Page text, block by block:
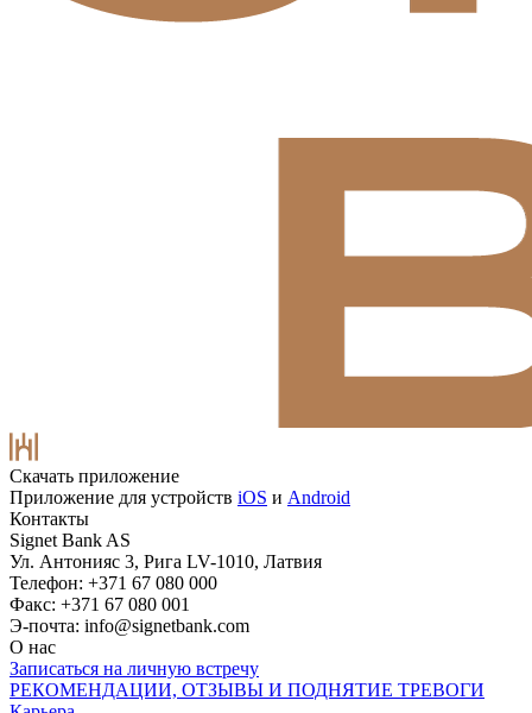
Скачать приложение
Приложение для устройств iOS и Android
Контакты
Signet Bank AS
Ул. Антонияс 3, Рига LV-1010, Латвия
Телефон: +371 67 080 000
Факс: +371 67 080 001
Э-почта: info@signetbank.com
О нас
Записаться на личную встречу
РЕКОМЕНДАЦИИ, ОТЗЫВЫ И ПОДНЯТИЕ ТРЕВОГИ